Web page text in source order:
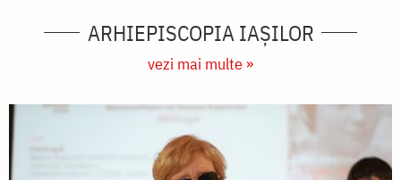
ARHIEPISCOPIA IAŞILOR
vezi mai multe »